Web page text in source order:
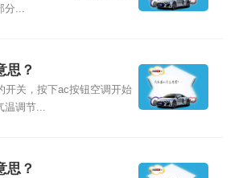
分...
思？
开关，按下ac按钮空调开始
温调节...
思？